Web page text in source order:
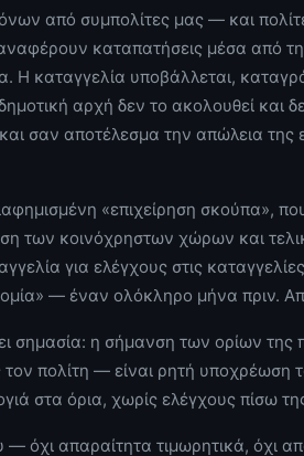
από συμπολίτες μας — και
καταπατήσεις μέσα από
Η καταγγελία υποβάλλεται,
αρχή δεν το ακολουθεί και
σαν αποτέλεσμα την απώλεια
«επιχείρηση σκούπα»,
των κοινόχρηστων χώρων και
για ελέγχους στις
— έναν ολόκληρο μήνα πριν.
σημασία: η σήμανση των ορίων
πολίτη — είναι ρητή υποχρέωση
στα όρια, χωρίς ελέγχους πίσω
— όχι απαραίτητα τιμωρητικά, όχι